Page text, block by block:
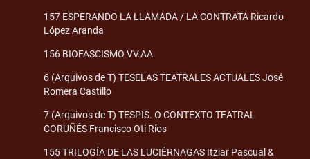
157 ESPERANDO LA LLAMADA / LA CONTRATA Ricardo
López Aranda
156 BIOFASCISMO VV.AA.
6 (Arquivos de T) TESELAS TEATRALES ACTUALES José
Romera Castillo
7 (Arquivos de T) TESPIS. O CONTEXTO TEATRAL
CORUÑÉS Francisco Oti Ríos
155 TRILOGÍA DE LAS LUCIÉRNAGAS Itziar Pascual &